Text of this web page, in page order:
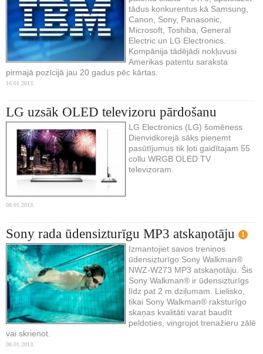
tādus konkurentus kā Samsung,
Canon, Sony, Panasonic,
Microsoft, Toshiba, General
Electric un LG Electronics.
Kompānija tādējādi nokļuvusi
Amerikas patentu saraksta
pirmajā pozīcijā jau 20 gadus pēc kārtas.
16.01.2013.
LG uzsāk OLED televizoru pārdošanu
LG Electronics (LG) šomēness
Dienvidkorejā sāks pieņemt
pasūtījumus tik ļoti gaidītajam 55
collu WRGB OLED TV
televizoram.
08.01.2013.
Sony rada ūdensizturīgu MP3 atskaņotāju 1
Izmantojiet savos treniņos
ūdensizturīgo Sony Walkman®
NWZ-W273 MP3 atskaņotāju. Šis
Sony Walkman® ir ūdensizturīgs
līdz pat 2 m dziļumam. Lielisko,
tikai Sony Walkman® raksturīgo
skaņas kvalitāti varat baudīt
peldoties, vingrojot trenažieru zālē
vai skrienot.
08.01.2013.